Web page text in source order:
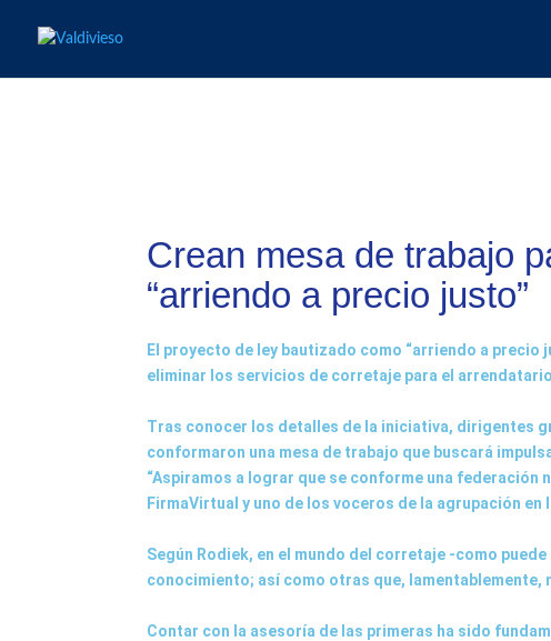
Crean mesa de trabajo
“arriendo a precio justo”
El proyecto de ley bautizado como “arriendo a precio
eliminar los servicios de corretaje para el
Tras conocer los detalles de la iniciativa, dirigentes
conformaron una mesa de trabajo que buscará
“Aspiramos a lograr que se conforme una federación
FirmaVirtual y uno de los voceros de la agrupación en
Según Rodiek, en el mundo del corretaje -como
conocimiento; así como otras que, lamentablemente,
Contar con la asesoría de las primeras ha sido